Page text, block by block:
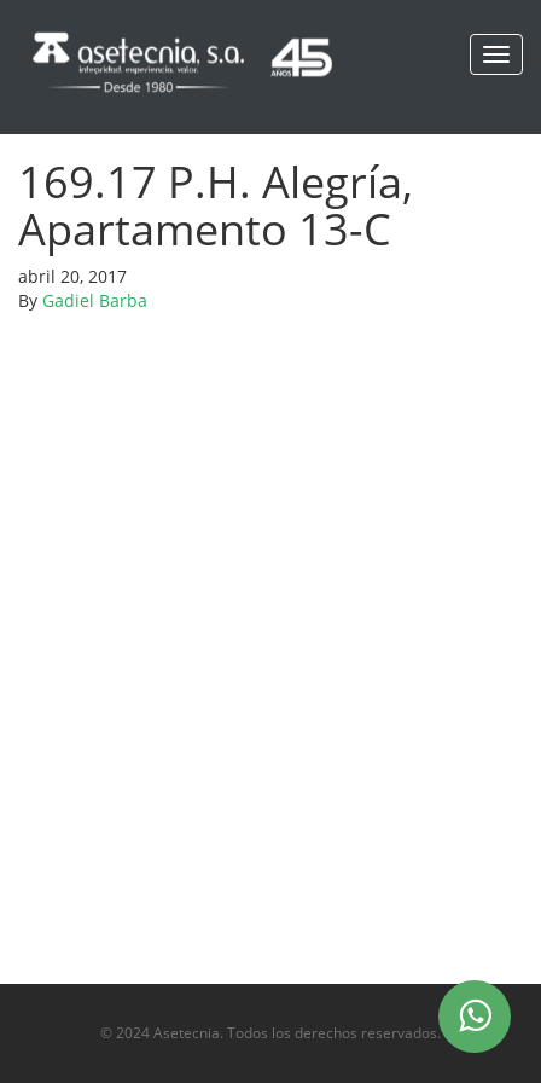
169.17 P.H. Alegría,
Apartamento 13-C
abril 20, 2017
By Gadiel Barba
© 2024 Asetecnia. Todos los derechos reservados.